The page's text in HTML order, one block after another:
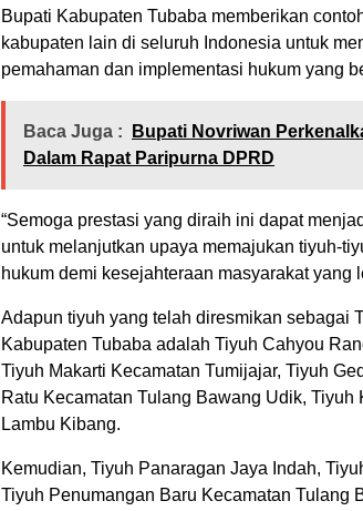
Bupati Kabupaten Tubaba memberikan
kabupaten lain di seluruh Indonesia untuk
pemahaman dan implementasi hukum yang
Baca Juga :
Bupati Novriwan
Dalam Rapat Paripurna DPRD
“Semoga prestasi yang diraih ini dapat
untuk melanjutkan upaya memajukan tiyuh-
hukum demi kesejahteraan masyarakat yang
Adapun tiyuh yang telah diresmikan sebagai
Kabupaten Tubaba adalah Tiyuh Cahyou
Tiyuh Makarti Kecamatan Tumijajar, Tiyuh
Ratu Kecamatan Tulang Bawang Udik,
Lambu Kibang.
Kemudian, Tiyuh Panaragan Jaya Indah,
Tiyuh Penumangan Baru Kecamatan Tulang